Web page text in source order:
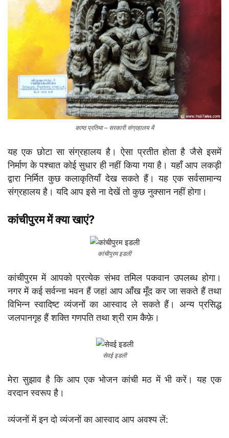
काष्ठ प्रतिमा – सरकारी संग्रहालय में
यह एक छोटा सा संग्रहालय है। ऐसा प्रतीत होता है जैसे इसमें
निर्माण के पश्चात कोई सुधार ही नहीं किया गया है। यहाँ आप लकड़ी
द्वारा निर्मित कुछ कलाकृतियाँ देख सकते हैं। यह एक सर्वसामान्य
संग्रहालय है। यदि आप इसे ना देखें तो कुछ नुक्सान नहीं होगा।
कांचीपुरम में क्या खाएं?
कांचीपुरम इडली
कांचीपुरम में आपको प्रत्येक संभव तमिल पकवान उपलब्ध होगा।
नगर में कई सर्वन्ना भवन हैं जहां आप आँख मूँद कर जा सकते हैं तथा
विभिन्न स्वादिष्ट व्यंजनों का आस्वाद ले सकते हैं। अन्य प्रसिद्ध
जलपानगृह हैं शक्ति गणपति तथा श्री राम कैफ़े।
सेवई इडली
मेरा सुझाव है कि आप एक भोजन कांची मठ में भी करें। यह एक
वरदान स्वरूप है।
व्यंजनों में इन दो व्यंजनों का आस्वाद आप अवश्य लें: